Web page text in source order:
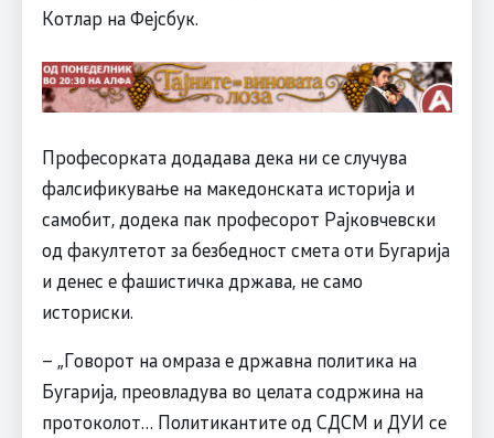
Котлар на Фејсбук.
Професорката додадава дека ни се случува
фалсификување на македонската историја и
самобит, додека пак професорот Рајковчевски
од факултетот за безбедност смета оти Бугарија
и денес е фашистичка држава, не само
историски.
– „Говорот на омраза е државна политика на
Бугарија, преовладува во целата содржина на
протоколот… Политикантите од СДСМ и ДУИ се